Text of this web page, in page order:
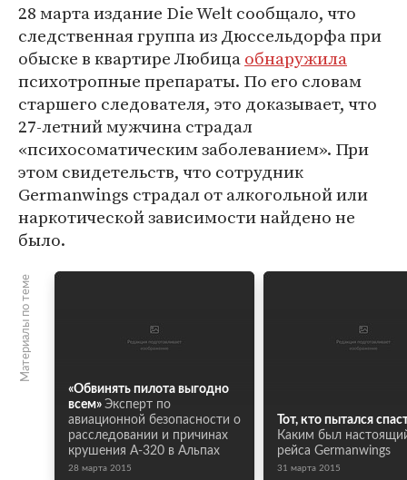
28 марта издание Die Welt сообщало, что
следственная группа из Дюссельдорфа при
обыске в квартире Любицаобнаружила
психотропные препараты. По его словам
старшего следователя, это доказывает, что
27-летний мужчина страдал
«психосоматическим заболеванием». При
этом свидетельств, что сотрудник
Germanwings страдал от алкогольной или
наркотической зависимости найдено не
было.
Материалы по теме
«Обвинять пилота выгодно
всем» Эксперт по
авиационной безопасности о
расследовании и причинах
крушения А-320 в Альпах
28 марта 2015
Тот, кто пытался
Каким был
рейса Germanwings
31 марта 2015